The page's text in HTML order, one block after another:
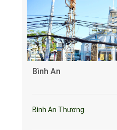
Bình An
Bình An Thượng